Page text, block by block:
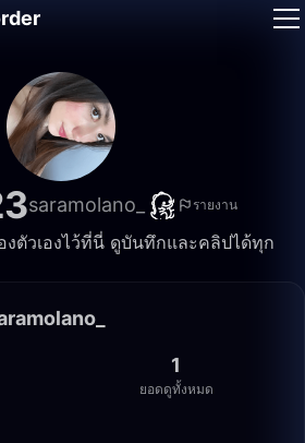
saramolano_ รายงาน
งตัวเองไว้ที่นี่ ดูบันทึกและคลิปได้ทุก
1
ยอดดูทั้งหมด